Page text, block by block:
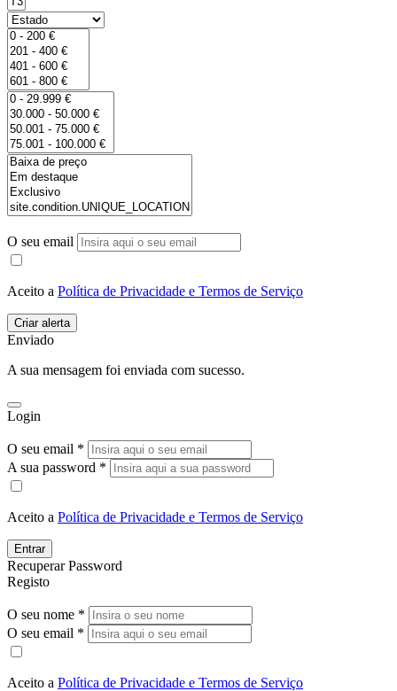
O seu email
Aceito a Política de Privacidade e Termos de Serviço
Enviado
A sua mensagem foi enviada com sucesso.
Login
O seu email *
A sua password *
Aceito a Política de Privacidade e Termos de Serviço
Entrar
Recuperar Password
Registo
O seu nome *
O seu email *
Aceito a Política de Privacidade e Termos de Serviço